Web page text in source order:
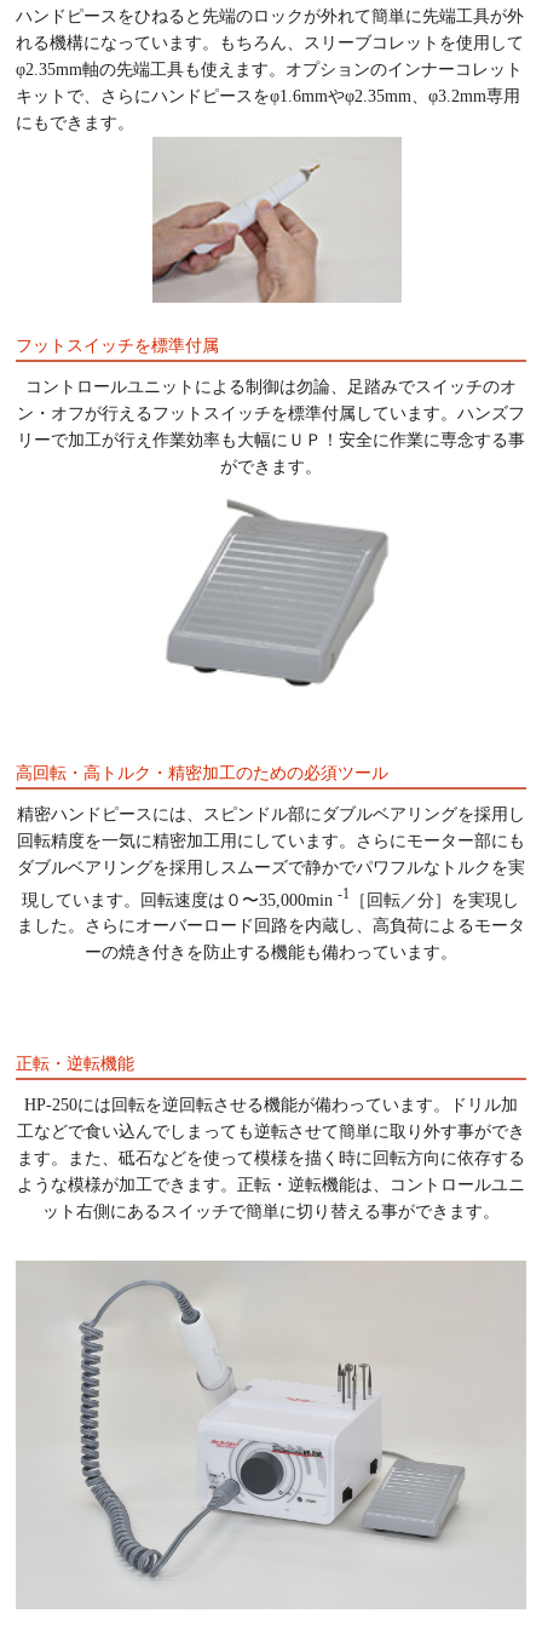
ハンドピースをひねると先端のロックが外れて簡単に先端工具が外
れる機構になっています。もちろん、スリーブコレットを使用して
φ2.35mm軸の先端工具も使えます。オプションのインナーコレット
キットで、さらにハンドピースをφ1.6mmやφ2.35mm、φ3.2mm専用
にもできます。
フットスイッチを標準付属
コントロールユニットによる制御は勿論、足踏みでスイッチのオ
ン・オフが行えるフットスイッチを標準付属しています。ハンズフ
リーで加工が行え作業効率も大幅にＵＰ！安全に作業に専念する事
ができます。
高回転・高トルク・精密加工のための必須ツール
精密ハンドピースには、スピンドル部にダブルベアリングを採用し
回転精度を一気に精密加工用にしています。さらにモーター部にも
ダブルベアリングを採用しスムーズで静かでパワフルなトルクを実
現しています。回転速度は０〜35,000min -1
［回転／分］を実現し
ました。さらにオーバーロード回路を内蔵し、高負荷によるモータ
ーの焼き付きを防止する機能も備わっています。
正転・逆転機能
HP-250には回転を逆回転させる機能が備わっています。ドリル加
工などで食い込んでしまっても逆転させて簡単に取り外す事ができ
ます。また、砥石などを使って模様を描く時に回転方向に依存する
ような模様が加工できます。正転・逆転機能は、コントロールユニ
ット右側にあるスイッチで簡単に切り替える事ができます。